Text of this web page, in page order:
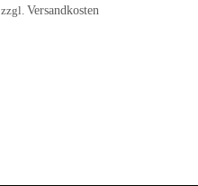
zzgl. Versandkosten